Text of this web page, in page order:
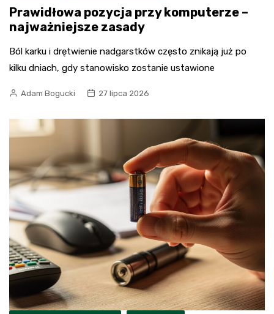
Prawidłowa pozycja przy komputerze –
najważniejsze zasady
Ból karku i drętwienie nadgarstków często znikają już po
kilku dniach, gdy stanowisko zostanie ustawione
Adam Bogucki 27 lipca 2026